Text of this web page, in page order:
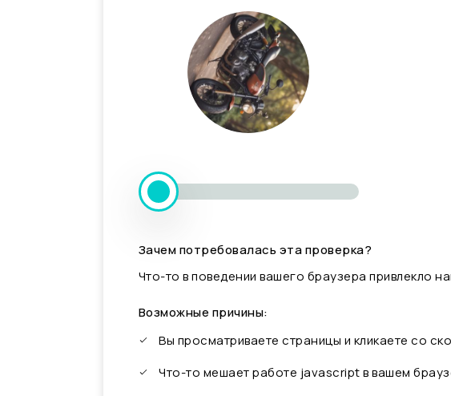
Зачем потребовалась эта проверка?
Что-то в поведении вашего браузера привлекло
Возможные причины:
Вы просматриваете страницы и кликаете со
Что-то мешает работе javascript в вашем